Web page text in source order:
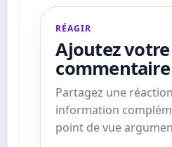
RÉAGIR
Ajoutez votre
commentaire
Partagez une
information
point de vue